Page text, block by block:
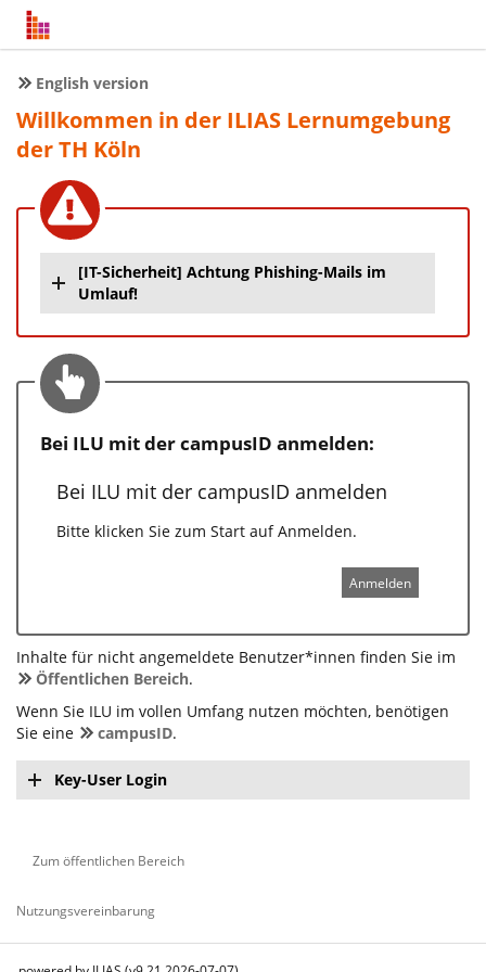
English version
Willkommen in der ILIAS Lernumgebung
der TH Köln
[IT-Sicherheit] Achtung Phishing-Mails im
Umlauf!
Bei ILU mit der campusID anmelden:
Bei ILU mit der campusID anmelden
Bitte klicken Sie zum Start auf Anmelden.
Anmelden
Inhalte für nicht angemeldete Benutzer*innen finden Sie im
Öffentlichen Bereich.
Wenn Sie ILU im vollen Umfang nutzen möchten, benötigen
Sie eine
campusID.
Key-User Login
Zum öffentlichen Bereich
Nutzungsvereinbarung